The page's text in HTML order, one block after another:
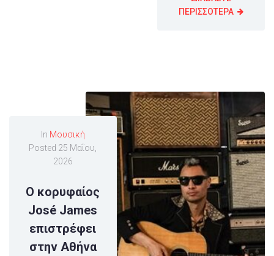
ΠΕΡΙΣΣΟΤΕΡΑ
In Μουσική
Posted 25 Μαΐου,
2026
Ο κορυφαίος
José James
επιστρέφει
στην Αθήνα